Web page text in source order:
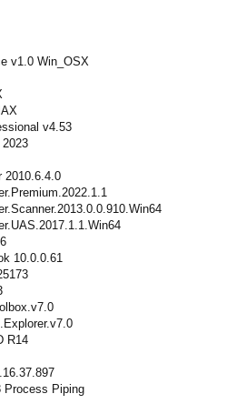
v1.0 Win_OSX
v4.53
2010.6.4.0
10.0.0.61
R14
Process Piping